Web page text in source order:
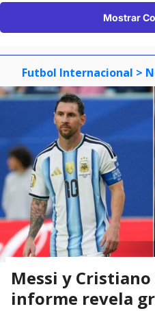
Mostrar
Futbol Internacional >
Messi y
informe revela